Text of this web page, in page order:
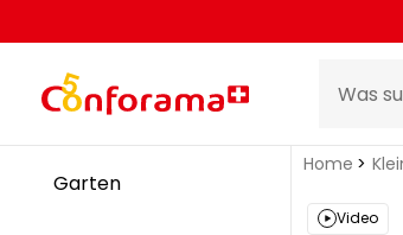
Garten
Home
Video